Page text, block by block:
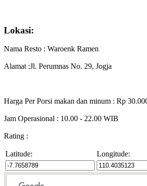
Lokasi:
Nama Resto : Waroenk Ramen
Alamat :Jl. Perumnas No. 29, Jogja
Harga Per Porsi makan dan minum : Rp
Jam Operasional : 10.00 - 22.00 WIB
Rating :
Latitude: Longitude: